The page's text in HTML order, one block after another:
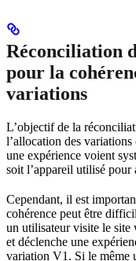
Réconciliation
pour la
variations
L’objectif de la
l’allocation des variations
une expérience voient
soit l’appareil utilisé pour
Cependant, il est
cohérence peut être
un utilisateur visite le site
et déclenche une
variation V1. Si le même